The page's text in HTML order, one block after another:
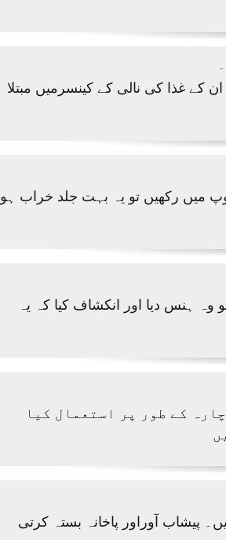
ان کے غذا کی نالی کے کینسرمیں مبتلا
میں رکھیں تو یہ بہت جلد خراب ہو
ہنس دیا اور انکشاف کیا کہ یہ
کے طور پر استعمال کیا
پیشاب آوراور پاخانہ بستہ کرتی